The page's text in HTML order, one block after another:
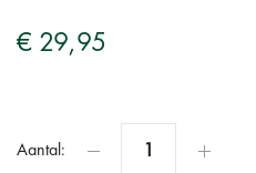
€ 29,95
Aantal: